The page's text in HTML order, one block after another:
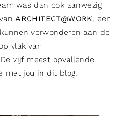
was dan ook aanwezig
ARCHITECT@WORK, een
verwonderen aan de
vlak van
vijf meest opvallende
met jou in dit blog.